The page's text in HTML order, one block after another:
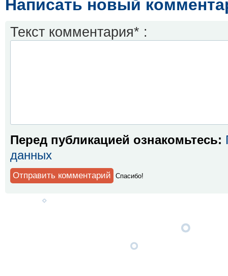
Написать новый
Текст комментария* :
Перед публикацией ознакомьтесь:
данных
Спaсибо!